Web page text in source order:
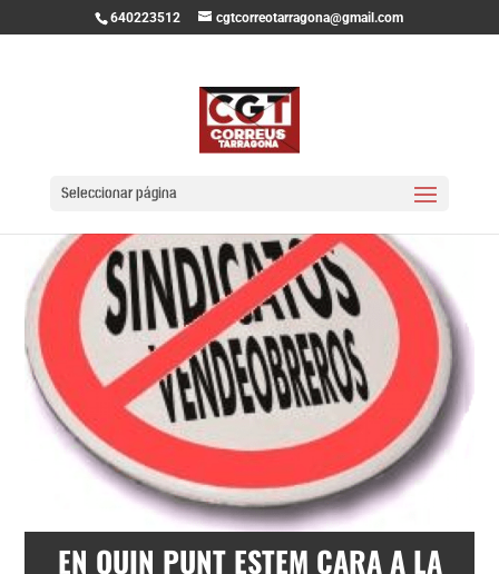
640223512 cgtcorreotarragona@gmail.com
Seleccionar página
EN QUIN PUNT ESTEM CARA A LA